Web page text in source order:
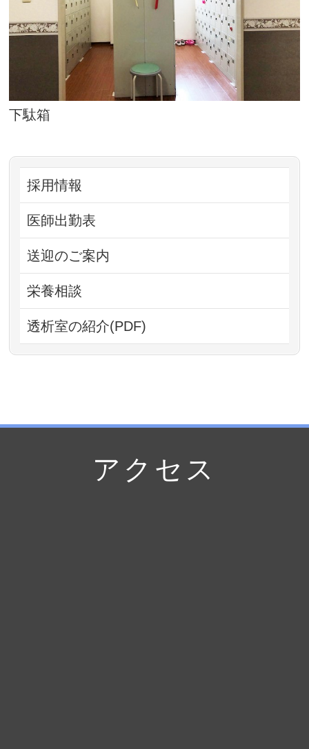
下駄箱
採用情報
医師出勤表
送迎のご案内
栄養相談
透析室の紹介(PDF)
アクセス